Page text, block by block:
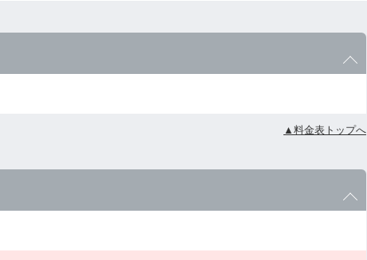
▲料金表トップへ